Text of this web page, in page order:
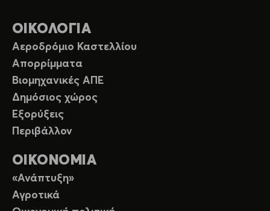
ΟΙΚΟΛΟΓΙΑ
Αεροδρόμιο Καστελλίου
Απορρίμματα
Βιομηχανικές ΑΠΕ
Δημόσιος χώρος
Εξορύξεις
Περιβάλλον
ΟΙΚΟΝΟΜΙΑ
«Ανάπτυξη»
Αγροτικά